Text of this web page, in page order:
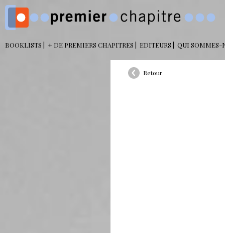
BOOKLISTS + DE PREMIERS CHAPITRES EDITEURS QUI SOMMES-
Retour